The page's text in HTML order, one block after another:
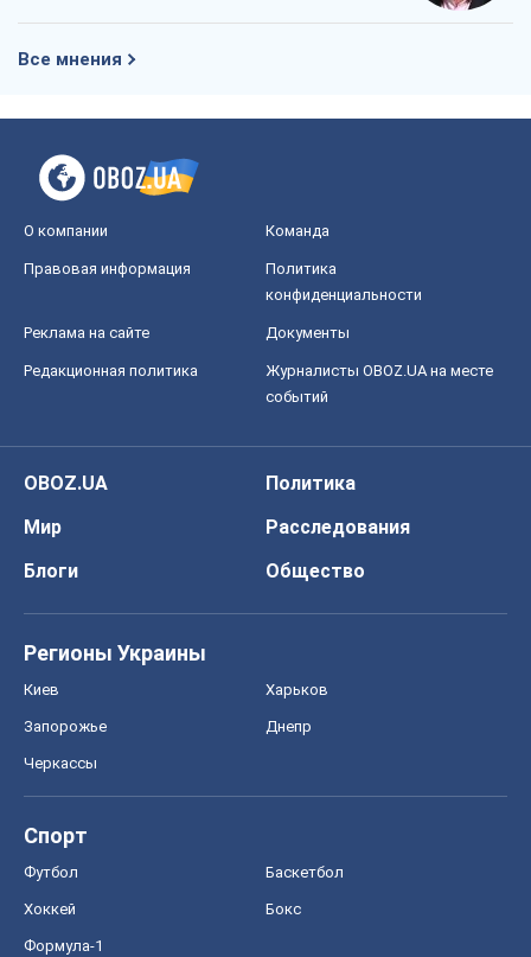
Все мнения
О компании Команда
Правовая информация
Политика
конфиденциальности
Реклама на сайте Документы
Редакционная политика
Журналисты OBOZ.UA на месте
событий
OBOZ.UA
Политика
Мир
Расследования
Блоги
Общество
Регионы Украины
Киев Харьков
Запорожье Днепр
Черкассы
Спорт
Футбол Баскетбол
Хоккей Бокс
Формула-1